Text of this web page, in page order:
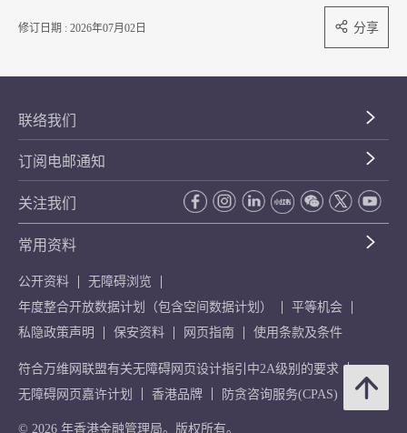
修订日期 : 2026年07月02日 分享
联络我们
订阅电邮通知
关注我们
常用资料
公开资料
无障碍浏览
年度整合开放数据计划（包含空间数据计划）
平等机会
私隐政策声明
保安资料 网页指南 使用条款及条件
符合万维网联盟有关无障碍网页设计指引中2A级别的要求
无障碍网页嘉许计划
香港品牌 防贪咨询服务(CPAS)
© 2026 年香港金融管理局。版权所有。